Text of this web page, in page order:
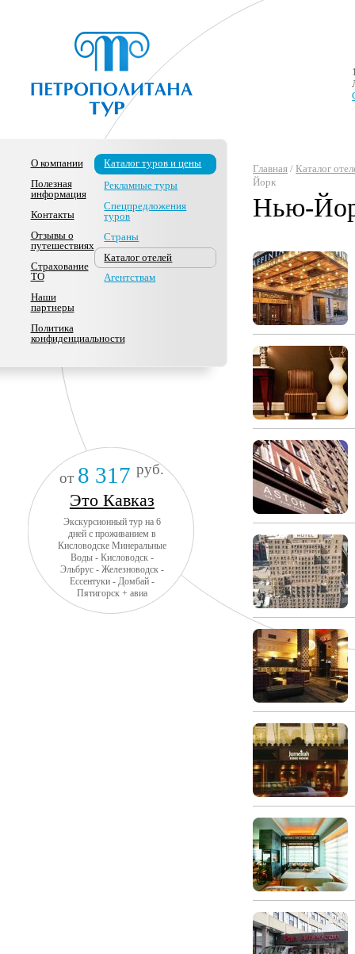
О компании
Полезная
информация
Контакты
Отзывы о
путешествиях
Страхование
ТО
Наши
партнеры
Политика
конфиденциальности
Каталог туров и цены
Рекламные туры
Спецпредложения
туров
Страны
Каталог отелей
Агентствам
от 8 317руб.
Это Кавказ
Экскурсионный тур на 6
дней с проживанием в
Кисловодске Минеральные
Воды - Кисловодск -
Эльбрус - Железноводск -
Ессентуки - Домбай -
Пятигорск + авиа
Главная /Каталог
Йорк
Нью-